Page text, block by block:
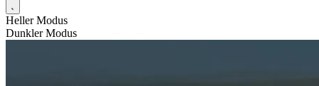
Heller Modus
Dunkler Modus